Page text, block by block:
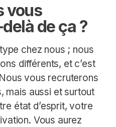
vous
de ça ?
chez nous ; nous
différents, et c’est
vous recruterons
mais aussi et surtout
état d’esprit, votre
Vous aurez